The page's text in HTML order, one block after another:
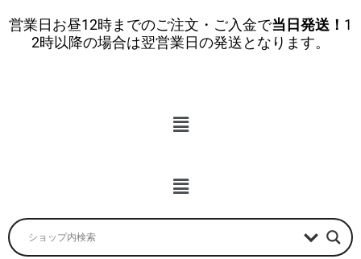
営業日お昼12時までのご注文・ご入金で当日発送！ 1
2時以降の場合は翌営業日の発送となります。
メ
ニ
メ
ニ
ュ